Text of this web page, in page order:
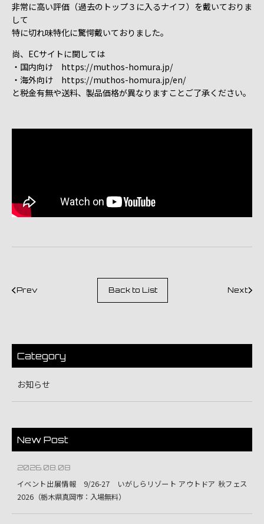
非常に高い評価（過去のトップ３に入るナイフ）を戴いておりま
して
特に切れ味特化に驚愕戴いておりました。
尚、ECサイトに関しては
・国内向け https://muthos-homura.jp/
・海外向け https://muthos-homura.jp/en/
と税金有無や送料、製品価格が異なりますことご了承ください。
Prev Back to List Next
Category
お知らせ
New Post
2026.08.08
イベント出展情報 9/26-27 いがしらリゾート アウトドア 秋フェス
2026（栃木県真岡市：入場無料）